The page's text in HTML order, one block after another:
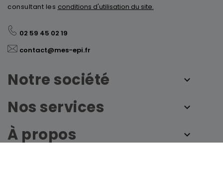
consultant les conditions d'utilisation du site.
02 59 45 02 19
contact@mes-epi.fr
Notre société
Nos services
À propos